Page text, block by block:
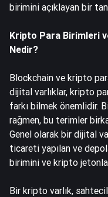
birimini açıklayan bir
Kripto Para Birimleri
Nedir?
Blockchain ve kripto
dijital varlıklar, kripto
farkı bilmek önemlidir.
rağmen, bu terimler
Genel olarak bir dijital
ticareti yapılan ve
birimini ve kripto
Bir kripto varlık,